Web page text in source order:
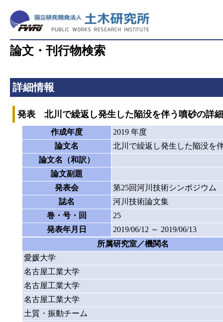
論文・刊行物検索
詳細情報
発表 北川で繰返し発生した陥没を伴う噴砂の詳
作成年度
2019 年度
論文名
北川で繰返し発生した陥没を
論文名（和訳）
論文副題
発表会
第25回河川技術シンポジウム
誌名
河川技術論文集
巻・号・回
25
発表年月日
2019/06/12 ～ 2019/06/13
所属研究室／機関名
愛媛大学
名古屋工業大学
名古屋工業大学
名古屋工業大学
土質・振動チーム